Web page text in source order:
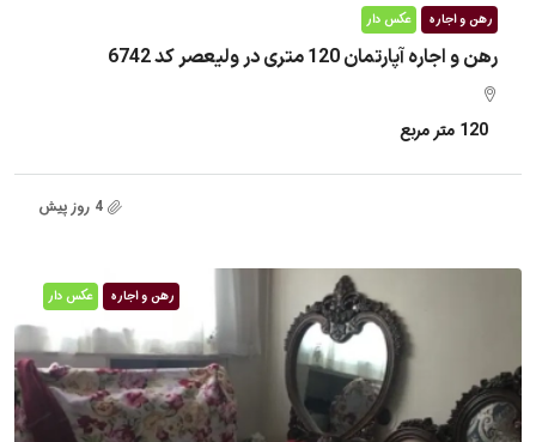
رهن و اجاره عکس دار
رهن و اجاره آپارتمان 120 متری در ولیعصر کد 6742
120 متر مربع
4 روز پیش
رهن و اجاره عکس دار